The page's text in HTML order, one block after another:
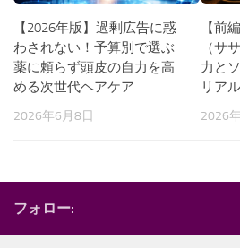
【2026年版】過剰広告に惑
わされない！予算別で選ぶ
薬に頼らず頭皮の自力を高
める次世代ヘアケア
2026年6月8日
【前
（サ
力と
リア
2026
フォロー: